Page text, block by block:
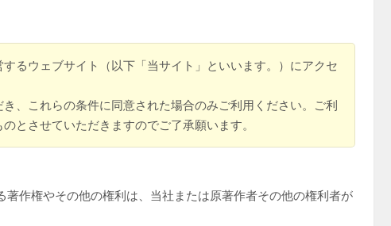
るウェブサイト（以下「当サイト」といいます。）にアクセ
、これらの条件に同意された場合のみご利用ください。ご利
とさせていただきますのでご了承願います。
作権やその他の権利は、当社または原著作者その他の権利者が